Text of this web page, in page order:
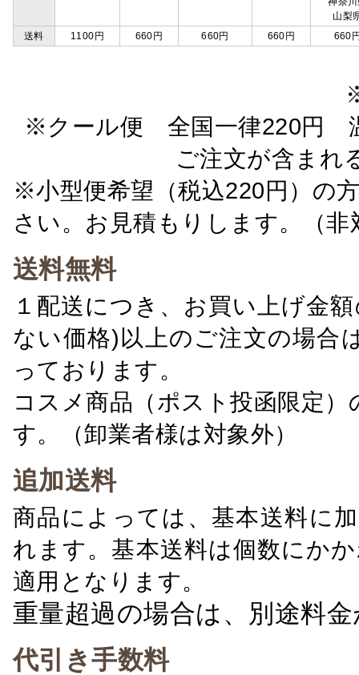
山梨
送料
1100円 660円 660円 660円 660
※クール便 全国一律220円
ご注文が含ま
※小型便希望（税込220円）の
さい。お見積もりします。（非
送料無料
１配送につき、お買い上げ金
ない価格)以上のご注文の場合
っております。
コスメ商品（ポスト投函限定
す。（卸業者様は対象外）
追加送料
商品によっては、基本送料に
れます。基本送料は個数にか
適用となります。
重量超過の場合は、別途料
代引き手数料